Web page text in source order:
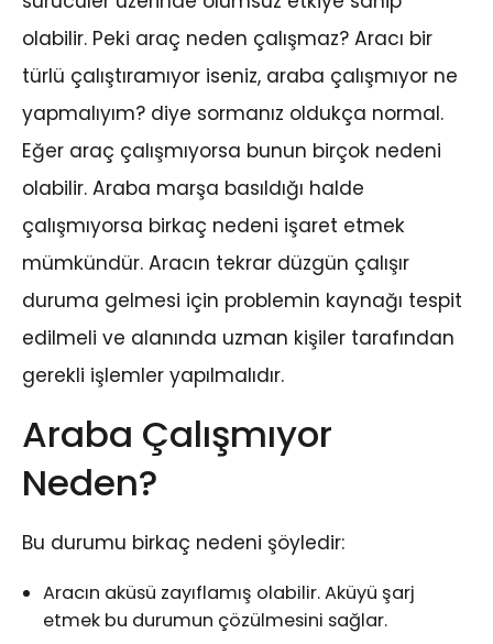
olabilir. Peki araç neden çalışmaz? Aracı bir
türlü çalıştıramıyor iseniz, araba çalışmıyor ne
yapmalıyım? diye sormanız oldukça normal.
Eğer araç çalışmıyorsa bunun birçok nedeni
olabilir. Araba marşa basıldığı halde
çalışmıyorsa birkaç nedeni işaret etmek
mümkündür. Aracın tekrar düzgün çalışır
duruma gelmesi için problemin kaynağı tespit
edilmeli ve alanında uzman kişiler tarafından
gerekli işlemler yapılmalıdır.
Araba Çalışmıyor
Neden?
Bu durumu birkaç nedeni şöyledir:
Aracın aküsü zayıflamış olabilir. Aküyü şarj
etmek bu durumun çözülmesini sağlar.